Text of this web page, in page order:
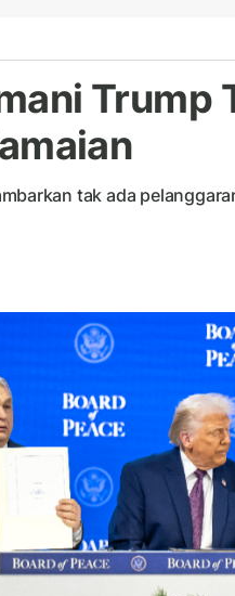
Trump
tak ada